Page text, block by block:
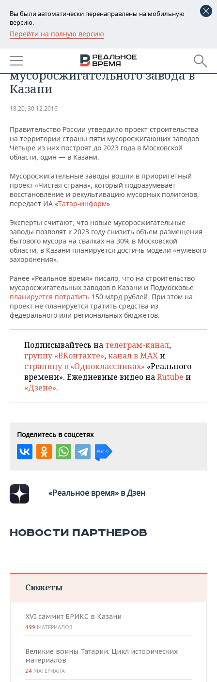
Вы были автоматически перенаправлены на мобильную
версию.
Перейти на полную версию
РЕГИОНЫ
БАШКОРТОСТАН
ТАТАРСТАН
НОВОСТИ
АНАЛИТИКА
КОРОЛИ ГОСЗАКАЗА ПФО
КОМУ ПРИНАДЛЕЖАТ
ТОРГОВЫЕ ЦЕНТРЫ
ТАТАРСТАНА
ФИНАНСЫ
БЮДЖЕТ
НОВОСТИ
ПРОМЫШЛЕННОСТИ
АГРОПРОМ
МАШИНОСТРОЕНИЕ
НЕФТЕХИМИЯ
НЕФТЬ
ОПК
ЭНЕРГЕТИКА
НЕДВИЖИМОСТЬ
НОВОСТИ АВТО
БИЗНЕС
РОЗНИЧНАЯ ТОРГОВЛЯ
ТРАНСПОРТ
УСЛУГИ
НОВОСТИ ТЕХНОЛОГИЙ
IT
МЕДИА
ТЕЛЕКОММУНИКАЦИИ
МЕРОПРИЯТИЯ
НОВОСТИ МЕРОПРИЯТИЙ
ВЫЕЗДНАЯ РЕДАКЦИЯ
БИЗНЕС-БРАНЧИ
ОТКРЫТАЯ ЛЕКЦИЯ
СПОРТ
НОВОСТИ СПОРТА
ФУТБОЛ
БАСКЕТБОЛ
ВОЛЕЙБОЛ
КИБЕРСПОРТ
ВОДНЫЕ ВИДЫ СПОРТА
ХОККЕЙ С МЯЧОМ
ОБЩЕСТВО
НОВОСТИ ОБЩЕСТВА
ИНФРАСТРУКТУРА
ИСТОРИЯ
КУЛЬТУРА
ОБРАЗОВАНИЕ
ПРОИСШЕСТВИЯ
ФОТОГАЛЕРЕЯ
СПРАВОЧНИК
СПИСОК ПЕРСОН
СПИСОК КОМПАНИЙ
ПОЛНАЯ ВЕРСИЯ
проект строительства
мусоросжигательного завода в
Казани
18:20, 30.12.2016
Правительство России утвердило проект строительства
на территории страны пяти мусоросжигающих заводов.
Четыре из них построят до 2023 года в Московской
области, один — в Казани.
Мусоросжигательные заводы вошли в приоритетный
проект «Чистая страна», который подразумевает
восстановление и рекультивацию мусорных полигонов,
передает ИА «Татар-информ».
Эксперты считают, что новые мусоросжигательные
заводы позволят к 2023 году снизить объем размещения
бытового мусора на свалках на 30% в Московской
области, в Казани планируется достичь модели «нулевого
захоронения».
Ранее «Реальное время» писало, что на строительство
мусоросжигательных заводов в Казани и Подмосковье
планируется потратить 150 млрд рублей. При этом на
проект не планируется тратить средства из
федерального или региональных бюджетов.
Подписывайтесь на телеграм-канал,
группу «ВКонтакте»,канал в MAXи
страницу в «Одноклассниках» «Реального
времени». Ежедневные видео наRutube и
«Дзене».
Поделитесь в соцсетях
«Реальное время» в Дзен
НОВОСТИ ПАРТНЕРОВ
Сюжеты
XVI саммит БРИКС в Казани
499 МАТЕРИАЛОВ
Великие воины Татарии. Цикл исторических
материалов
24 МАТЕРИАЛА